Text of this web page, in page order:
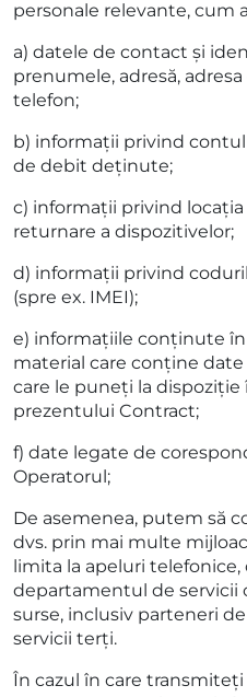
personale relevante, cum
a) datele de contact și
prenumele, adresă,
telefon;
b) informații privind
de debit deținute;
c) informații privind locația
returnare a dispozitivelor;
d) informații privind
(spre ex. IMEI);
e) informațiile conținute
material care conține
care le puneți la
prezentului Contract;
f) date legate de
Operatorul;
De asemenea, putem să
dvs. prin mai multe
limita la apeluri
departamentul de servicii
surse, inclusiv parteneri
servicii terți.
În cazul în care